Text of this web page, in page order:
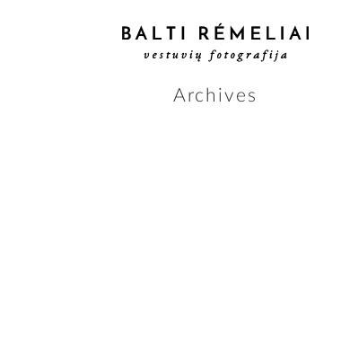
Archives